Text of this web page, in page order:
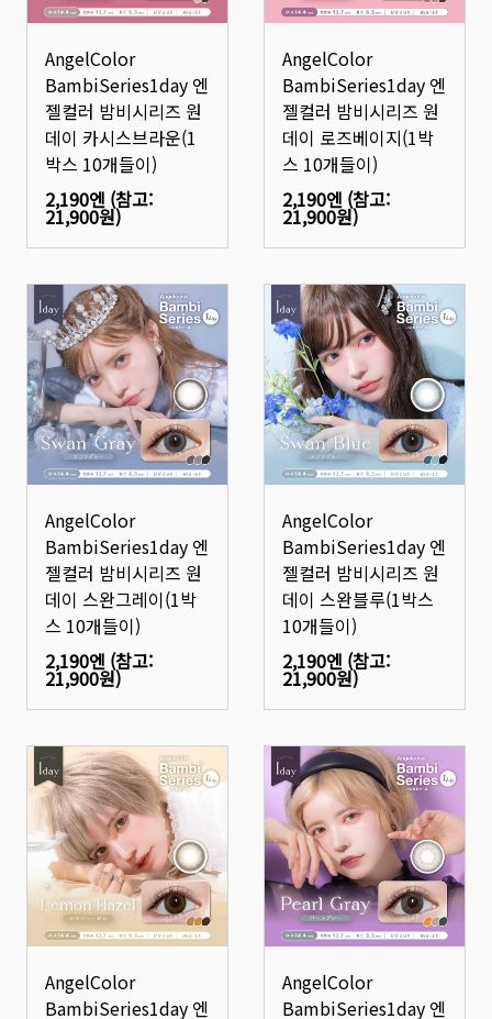
AngelColor
BambiSeries1day 엔
젤컬러 밤비시리즈 원
데이 카시스브라운(1
박스 10개들이)
2,190엔 (참고:
21,900원)
AngelColor
BambiSeries1day 엔
젤컬러 밤비시리즈 원
데이 로즈베이지(1박
스 10개들이)
2,190엔 (참고:
21,900원)
AngelColor
BambiSeries1day 엔
젤컬러 밤비시리즈 원
데이 스완그레이(1박
스 10개들이)
2,190엔 (참고:
21,900원)
AngelColor
BambiSeries1day 엔
젤컬러 밤비시리즈 원
데이 스완블루(1박스
10개들이)
2,190엔 (참고:
21,900원)
AngelColor
BambiSeries1day 엔
AngelColor
BambiSeries1day 엔